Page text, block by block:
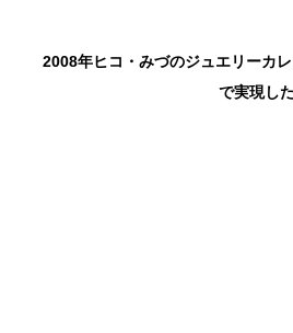
2008年ヒコ・みづのジュエリーカ
で実現し